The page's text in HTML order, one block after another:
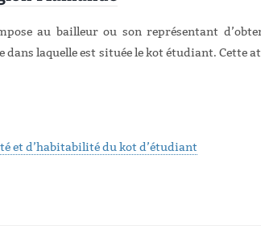
au bailleur ou son représentant
laquelle est située le kot étudiant. Cette
et d’habitabilité du kot d’étudiant